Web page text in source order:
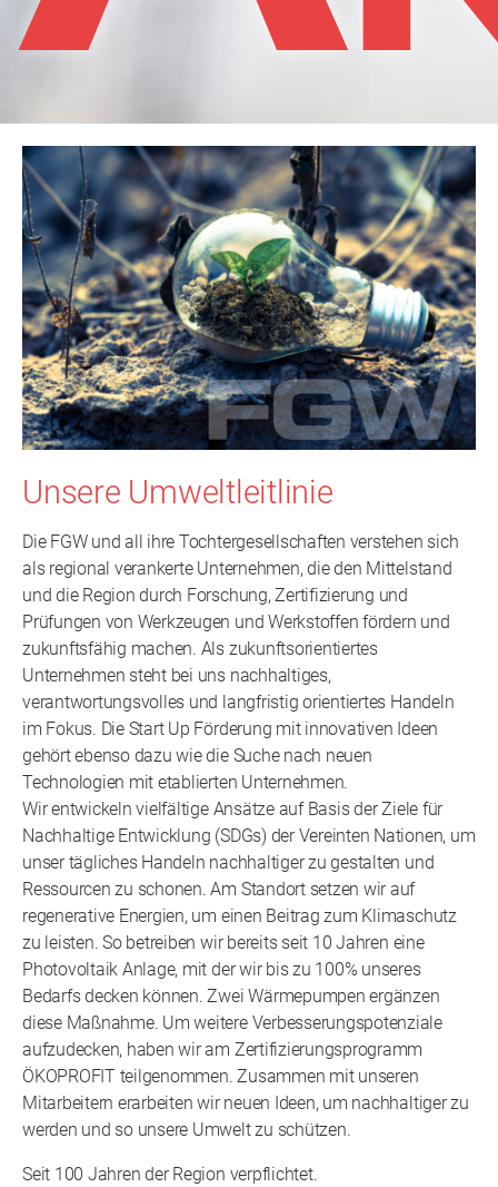
Unsere Umweltleitlinie
Die FGW und all ihre Tochtergesellschaften verstehen sich
als regional verankerte Unternehmen, die den Mittelstand
und die Region durch Forschung, Zertifizierung und
Prüfungen von Werkzeugen und Werkstoffen fördern und
zukunftsfähig machen. Als zukunftsorientiertes
Unternehmen steht bei uns nachhaltiges,
verantwortungsvolles und langfristig orientiertes Handeln
im Fokus. Die Start Up Förderung mit innovativen Ideen
gehört ebenso dazu wie die Suche nach neuen
Technologien mit etablierten Unternehmen.
Wir entwickeln vielfältige Ansätze auf Basis der Ziele für
Nachhaltige Entwicklung (SDGs) der Vereinten Nationen, um
unser tägliches Handeln nachhaltiger zu gestalten und
Ressourcen zu schonen. Am Standort setzen wir auf
regenerative Energien, um einen Beitrag zum Klimaschutz
zu leisten. So betreiben wir bereits seit 10 Jahren eine
Photovoltaik Anlage, mit der wir bis zu 100% unseres
Bedarfs decken können. Zwei Wärmepumpen ergänzen
diese Maßnahme. Um weitere Verbesserungspotenziale
aufzudecken, haben wir am Zertifizierungsprogramm
ÖKOPROFIT teilgenommen. Zusammen mit unseren
Mitarbeitern erarbeiten wir neuen Ideen, um nachhaltiger zu
werden und so unsere Umwelt zu schützen.
Seit 100 Jahren der Region verpflichtet.